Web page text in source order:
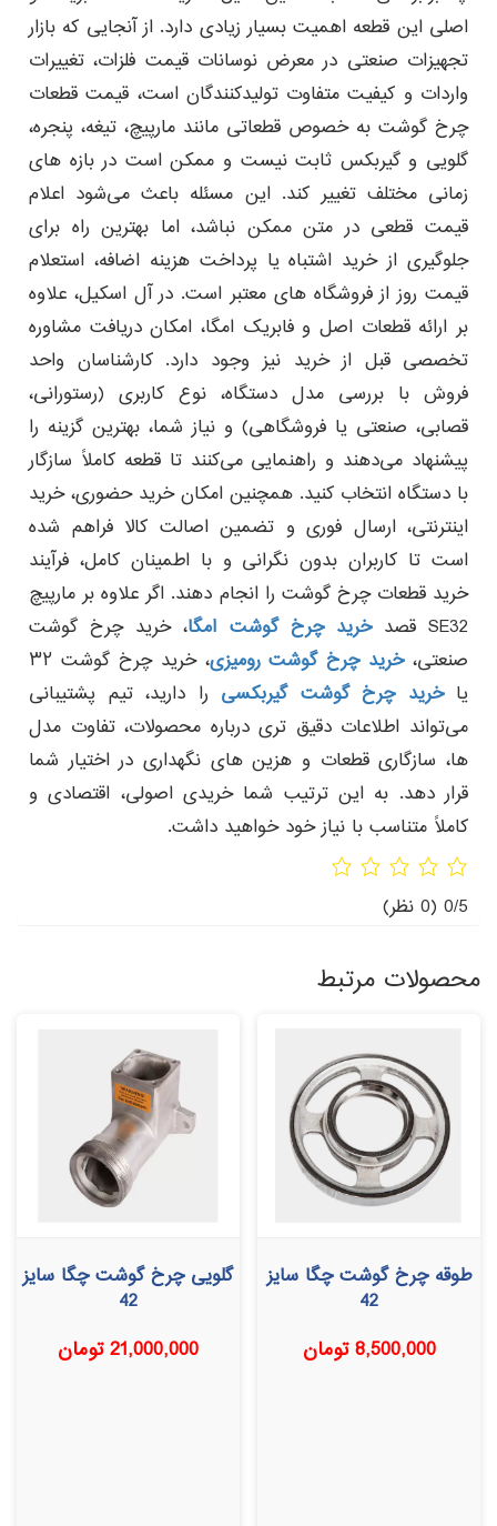
اصلی این قطعه اهمیت بسیار زیادی دارد. از آنجایی‌ که بازار
تجهیزات صنعتی در معرض نوسانات قیمت فلزات، تغییرات
واردات و کیفیت متفاوت تولیدکنندگان است، قیمت قطعات
چرخ گوشت به‌ خصوص قطعاتی مانند مارپیچ، تیغه، پنجره،
گلویی و گیربکس ثابت نیست و ممکن است در بازه‌ های
زمانی مختلف تغییر کند. این مسئله باعث می‌شود اعلام
قیمت قطعی در متن ممکن نباشد، اما بهترین راه برای
جلوگیری از خرید اشتباه یا پرداخت هزینه اضافه، استعلام
قیمت روز از فروشگاه‌ های معتبر است. در آل‌ اسکیل، علاوه
بر ارائه قطعات اصل و فابریک امگا، امکان دریافت مشاوره
تخصصی قبل از خرید نیز وجود دارد. کارشناسان واحد
فروش با بررسی مدل دستگاه، نوع کاربری (رستورانی،
قصابی، صنعتی یا فروشگاهی) و نیاز شما، بهترین گزینه را
پیشنهاد می‌دهند و راهنمایی می‌کنند تا قطعه کاملاً سازگار
با دستگاه انتخاب کنید. همچنین امکان خرید حضوری، خرید
اینترنتی، ارسال فوری و تضمین اصالت کالا فراهم شده
است تا کاربران بدون نگرانی و با اطمینان کامل، فرآیند
خرید قطعات چرخ گوشت را انجام دهند. اگر علاوه بر مارپیچ
SE32 قصد
خرید چرخ گوشت امگا، خرید چرخ گوشت
صنعتی،خرید چرخ گوشت رومیزی
، خرید چرخ گوشت ۳۲
یاخرید چرخ گوشت گیربکسی را دارید، تیم پشتیبانی
می‌تواند اطلاعات دقیق‌ تری درباره محصولات، تفاوت مدل‌
ها، سازگاری قطعات و هزین های نگهداری در اختیار شما
قرار دهد. به این ترتیب شما خریدی اصولی، اقتصادی و
کاملاً متناسب با نیاز خود خواهید داشت.
0/5 (0 نظر)
محصولات مرتبط
طوقه چرخ گوشت چگا سایز
42
8,500,000تومان
گلویی چرخ گوشت چگا سایز
42
21,000,000تومان